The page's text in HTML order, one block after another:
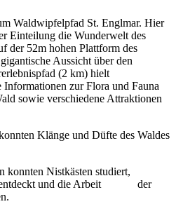
Waldwipfelpfad St. Englmar. Hier
Einteilung die Wunderwelt des
der 52m hohen Plattform des
Aussicht über den
(2 km) hielt
Informationen zur Flora und Fauna
sowie verschiedene Attraktionen
Klänge und Düfte des Waldes
Nistkästen studiert,
entdeckt und die Arbeit der